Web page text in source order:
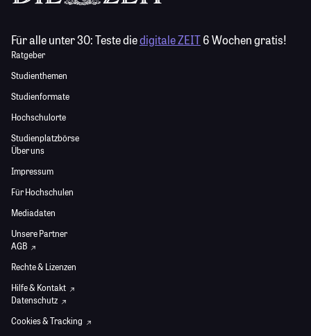
Für alle unter 30:Teste diedigitale ZEIT6 Wochen gratis!
Ratgeber
Studienthemen
Studienformate
Hochschulorte
Studienplatzbörse
Über uns
Impressum
Für Hochschulen
Mediadaten
Unsere Partner
AGB
Rechte & Lizenzen
Hilfe & Kontakt
Datenschutz
Cookies & Tracking